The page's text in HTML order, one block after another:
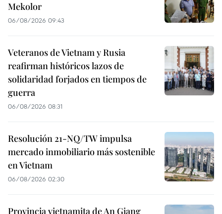
Mekolor
06/08/2026 09:43
Veteranos de Vietnam y Rusia
reafirman históricos lazos de
solidaridad forjados en tiempos de
guerra
06/08/2026 08:31
Resolución 21-NQ/TW impulsa
mercado inmobiliario más sostenible
en Vietnam
06/08/2026 02:30
Provincia vietnamita de An Giang